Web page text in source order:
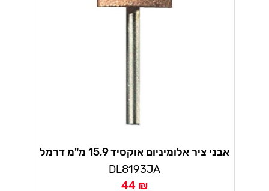
אבני ציר אלומיניום אוקסיד 15,9 מ"מ דרמל
DL8193JA
44 ₪